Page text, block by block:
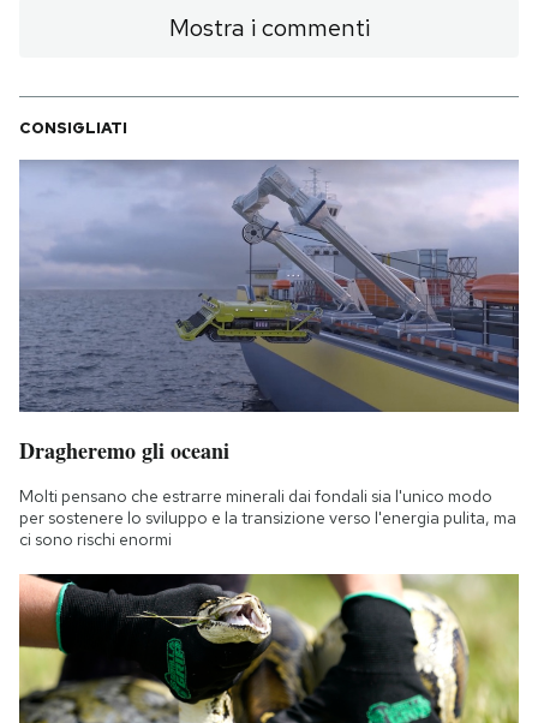
Mostra i commenti
CONSIGLIATI
Dragheremo gli oceani
Molti pensano che estrarre minerali dai fondali sia l'unico modo
per sostenere lo sviluppo e la transizione verso l'energia pulita, ma
ci sono rischi enormi